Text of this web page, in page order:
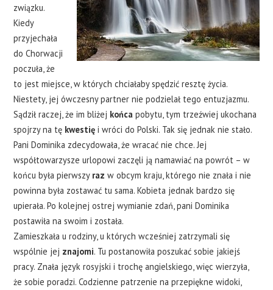
związku.
Kiedy
przyjechała
do Chorwacji
poczuła, że
to jest miejsce, w których chciałaby spędzić resztę życia.
Niestety, jej ówczesny partner nie podzielał tego entuzjazmu.
Sądził raczej, że im bliżej końca pobytu, tym trzeźwiej ukochana
spojrzy na tę kwestię i wróci do Polski. Tak się jednak nie stało.
Pani Dominika zdecydowała, że wracać nie chce. Jej
współtowarzysze urlopowi zaczęli ją namawiać na powrót – w
końcu była pierwszy raz w obcym kraju, którego nie znała i nie
powinna była zostawać tu sama. Kobieta jednak bardzo się
upierała. Po kolejnej ostrej wymianie zdań, pani Dominika
postawiła na swoim i została.
Zamieszkała u rodziny, u których wcześniej zatrzymali się
wspólnie jej znajomi. Tu postanowiła poszukać sobie jakiejś
pracy. Znała język rosyjski i trochę angielskiego, więc wierzyła,
że sobie poradzi. Codzienne patrzenie na przepiękne widoki,